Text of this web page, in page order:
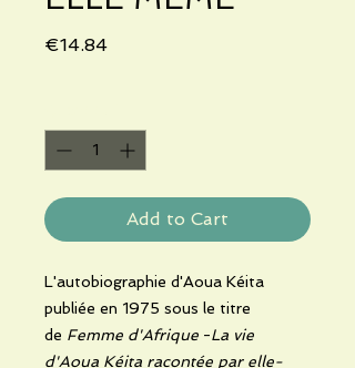
€14.84Price
Add to Cart
L'autobiographie d'Aoua Kéita
publiée en 1975 sous le titre
de Femme d'Afrique -La vie
d'Aoua Kéita racontée par elle-